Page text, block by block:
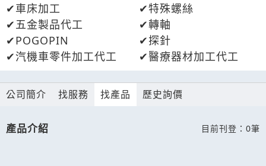
車床加工
特殊螺絲
五金製品代工
轉軸
POGOPIN
探針
汽機車零件加工代工
醫療器材加工代工
公司簡介 找服務 找產品 歷史詢價
產品介紹 目前刊登：0筆